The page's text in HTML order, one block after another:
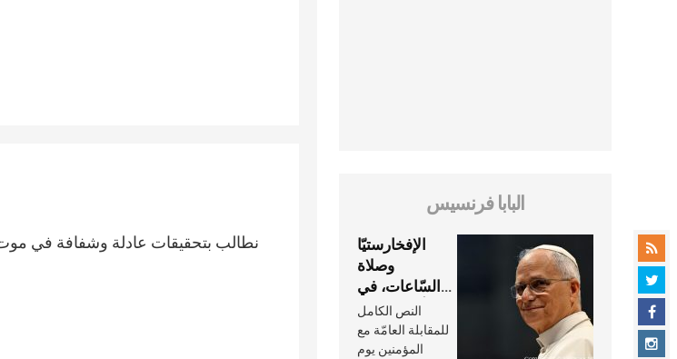
البابا فرنسيس
الإفخارستيّا
وصلاة
السّاعات، في
كلّ أسبوع وكلّ
يوم، هما النَّفَس
في حياة
النص الكامل
للمقابلة العامّة مع
المؤمنين يوم